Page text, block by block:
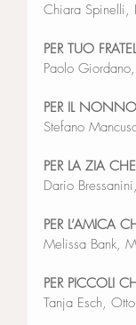
Chiara Spinelli,
PER TUO
Paolo
PER IL
Stefano
PER LA ZIA
Dario
PER L’AMICA
Melissa Bank,
PER PICCOLI
Tanja Esch,